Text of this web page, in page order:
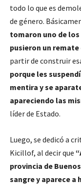
todo lo que es
de género.
tomaron uno de los
pusieron un
partir de construir
porque les
mentira y se
apareciendo las
líder de Estado.
Luego, se dedicó a
Kicillof, al decir que
provincia de
sangre y aparece a